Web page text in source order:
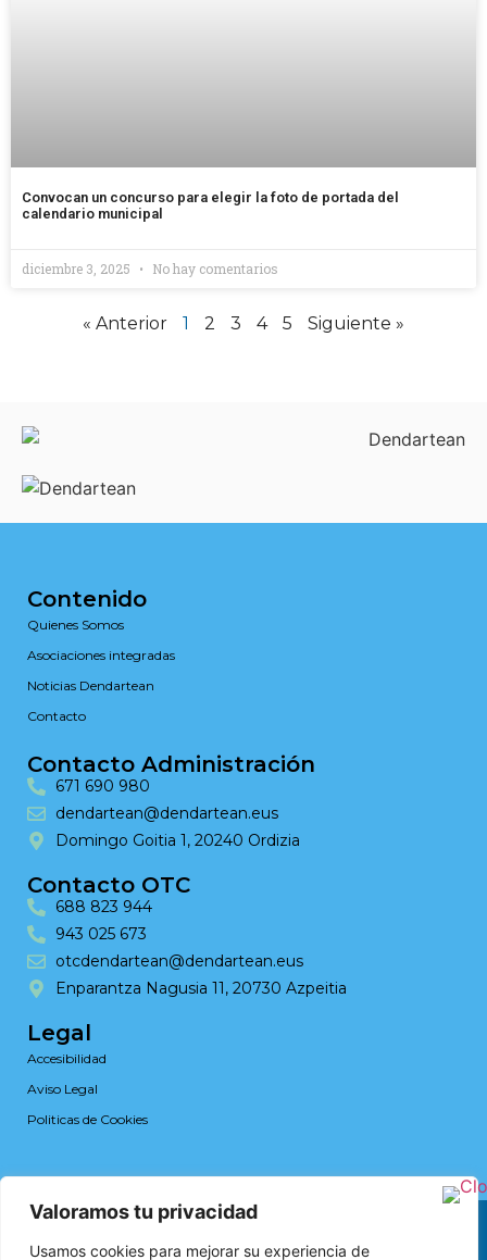
Valoramos tu privacidad
Usamos cookies para mejorar su experiencia de
Convocan un concurso para elegir la foto de portada del
calendario municipal
diciembre 3, 2025 No hay comentarios
« Anterior 1 2 3 4 5 Siguiente »
Contenido
Quienes Somos
Asociaciones integradas
Noticias Dendartean
Contacto
Contacto Administración
671 690 980
dendartean@dendartean.eus
Domingo Goitia 1, 20240 Ordizia
Contacto OTC
688 823 944
943 025 673
otcdendartean@dendartean.eus
Enparantza Nagusia 11, 20730 Azpeitia
Legal
Accesibilidad
Aviso Legal
Politicas de Cookies